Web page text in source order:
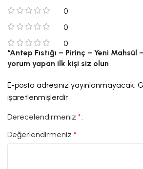
0
0
0
“Antep Fıstığı – Pirinç – Yeni Mahsül
yorum yapan ilk kişi siz olun
E-posta adresiniz yayınlanmayacak.
işaretlenmişlerdir
Derecelendirmeniz*
Değerlendirmeniz*